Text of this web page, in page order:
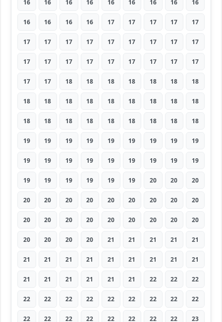
16 16 16 16 16 16 16 16 16
16 16 16 16 17 17 17 17 17
17 17 17 17 17 17 17 17 17
17 17 17 17 17 17 17 17 17
17 17 18 18 18 18 18 18 18
18 18 18 18 18 18 18 18 18
18 18 18 18 18 18 18 18 18
19 19 19 19 19 19 19 19 19
19 19 19 19 19 19 19 19 19
19 19 19 19 19 19 20 20 20
20 20 20 20 20 20 20 20 20
20 20 20 20 20 20 20 20 20
20 20 20 20 21 21 21 21 21
21 21 21 21 21 21 21 21 21
21 21 21 21 21 21 22 22 22
22 22 22 22 22 22 22 22 22
22 22 22 22 22 22 22 22 23